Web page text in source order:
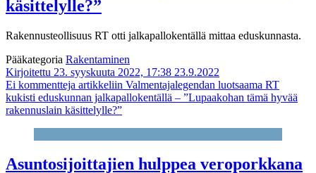
käsittelylle?”
Rakennusteollisuus RT otti jalkapallokentällä mittaa eduskunnasta.
Pääkategoria Rakentaminen
Kirjoitettu 23. syyskuuta 2022, 17:38 23.9.2022
Ei kommentteja artikkeliin Valmentajalegendan luotsaama RT
kukisti eduskunnan jalkapallokentällä – ”Lupaakohan tämä hyvää
rakennuslain käsittelylle?”
Asuntosijoittajien hulppea veroporkkana